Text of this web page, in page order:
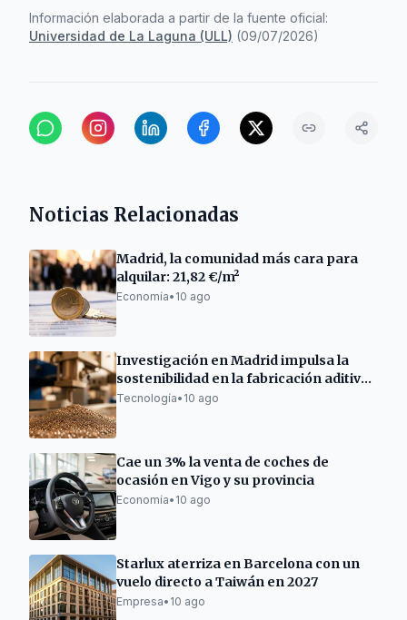
Información elaborada a partir de la fuente oficial:
Universidad de La Laguna (ULL) (09/07/2026)
Noticias Relacionadas
Madrid, la comunidad más cara para
alquilar: 21,82 €/m²
Economía• 10 ago
Investigación en Madrid impulsa la
sostenibilidad en la fabricación aditiva
metálica
Tecnología• 10 ago
Cae un 3% la venta de coches de
ocasión en Vigo y su provincia
Economía• 10 ago
Starlux aterriza en Barcelona con un
vuelo directo a Taiwán en 2027
Empresa• 10 ago